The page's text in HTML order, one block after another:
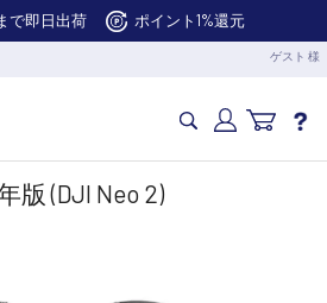
で即日出荷 ポイント1%還元
ゲスト 様
家電版 (DJI Neo 2)